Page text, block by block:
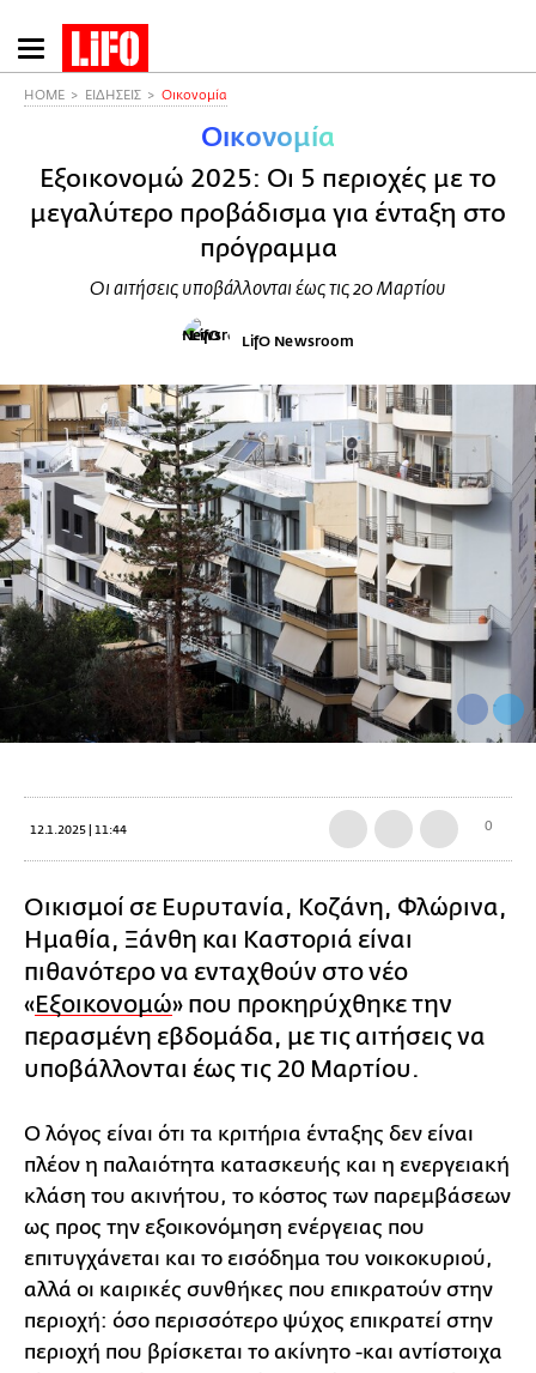
Παράκαμψη
προς
HOME ΕΙΔΗΣΕΙΣ Οικονομία
Οικονομία
Εξοικονομώ 2025: Οι 5 περιοχές με το
μεγαλύτερο προβάδισμα για ένταξη στο
πρόγραμμα
Οι αιτήσεις υποβάλλονται έως τις 20 Μαρτίου
LifO Newsroom
12.1.2025 | 11:44 0
Οικισμοί σε Ευρυτανία, Κοζάνη, Φλώρινα,
Ημαθία, Ξάνθη και Καστοριά είναι
πιθανότερο να ενταχθούν στο νέο
«Εξοικονομώ» που προκηρύχθηκε την
περασμένη εβδομάδα, με τις αιτήσεις να
υποβάλλονται έως τις 20 Μαρτίου.
Ο λόγος είναι ότι τα κριτήρια ένταξης δεν είναι
πλέον η παλαιότητα κατασκευής και η ενεργειακή
κλάση του ακινήτου, το κόστος των παρεμβάσεων
ως προς την εξοικονόμηση ενέργειας που
επιτυγχάνεται και το εισόδημα του νοικοκυριού,
αλλά οι καιρικές συνθήκες που επικρατούν στην
περιοχή: όσο περισσότερο ψύχος επικρατεί στην
περιοχή που βρίσκεται το ακίνητο -και αντίστοιχα